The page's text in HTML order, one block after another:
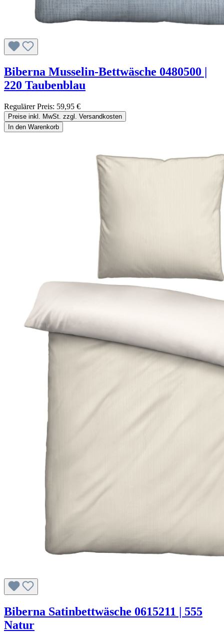
Biberna Musselin-Bettwäsche 0480500 |
220 Taubenblau
Regulärer Preis: 59,95 €
Preise inkl. MwSt. zzgl. Versandkosten
In den Warenkorb
Biberna Satinbettwäsche 0615211 | 555
Natur